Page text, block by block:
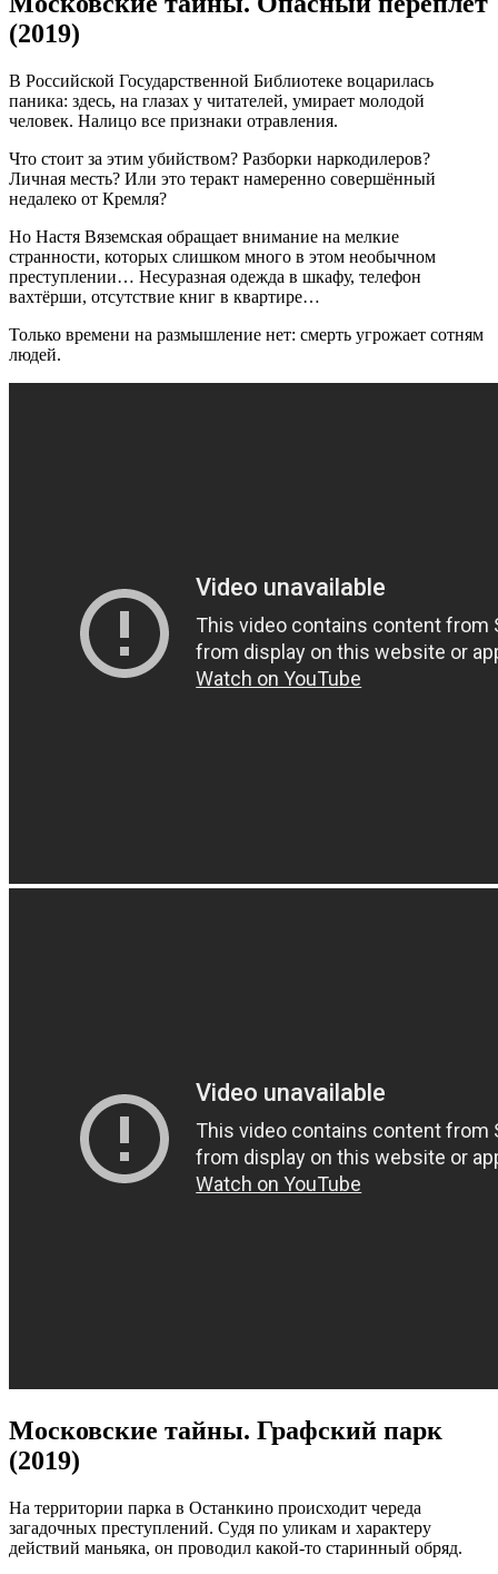
(2019)
В Российской Государственной Библиотеке воцарилась
паника: здесь, на глазах у читателей, умирает молодой
человек. Налицо все признаки отравления.
Что стоит за этим убийством? Разборки наркодилеров?
Личная месть? Или это теракт намеренно совершённый
недалеко от Кремля?
Но Настя Вяземская обращает внимание на мелкие
странности, которых слишком много в этом необычном
преступлении… Несуразная одежда в шкафу, телефон
вахтёрши, отсутствие книг в квартире…
Только времени на размышление нет: смерть угрожает сотням
людей.
Московские тайны. Графский парк
(2019)
На территории парка в Останкино происходит череда
загадочных преступлений. Судя по уликам и характеру
действий маньяка, он проводил какой-то старинный обряд.